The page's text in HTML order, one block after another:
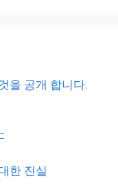
을 공개 합니다.
한 진실